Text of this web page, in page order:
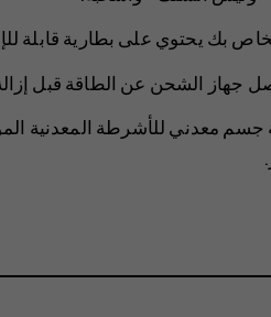
بك يحتوي على بطارية قابلة
الشحن عن الطاقة قبل إزالة
معدني للأشرطة المعدنية